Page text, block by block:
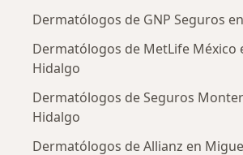
Dermatólogos de GNP Seguros
Dermatólogos de MetLife México
Hidalgo
Dermatólogos de Seguros
Hidalgo
Dermatólogos de Allianz en